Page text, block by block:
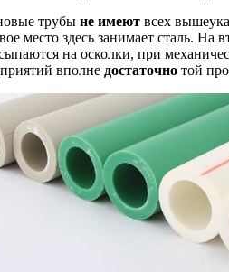
трубы не имеют всех
место здесь занимает сталь.
на осколки, при
вполне достаточно той